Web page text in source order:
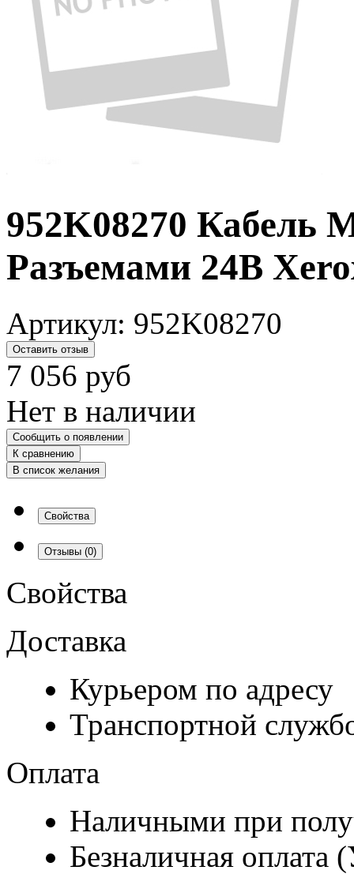
952K08270 Кабель
Разъемами 24В
Артикул: 952K08270
Оставить отзыв
7 056 руб
Нет в наличии
Сообщить о появлении
К сравнению
В список желания
Свойства
Отзывы (0)
Свойства
Доставка
Курьером по адресу
Транспортной
Оплата
Наличными при
Безналичная